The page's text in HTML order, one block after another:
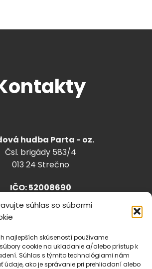
súhlas so súbormi
najlepších skúseností používame
cookie na ukladanie a/alebo prístup k
Súhlas s týmito technológiami nám
údaje, ako je správanie pri prehliadaní alebo
hudba Parta - oz.
Čsl. brigády 583/4
013 24 Strečno
IČO: 52008690
+421918 530 888